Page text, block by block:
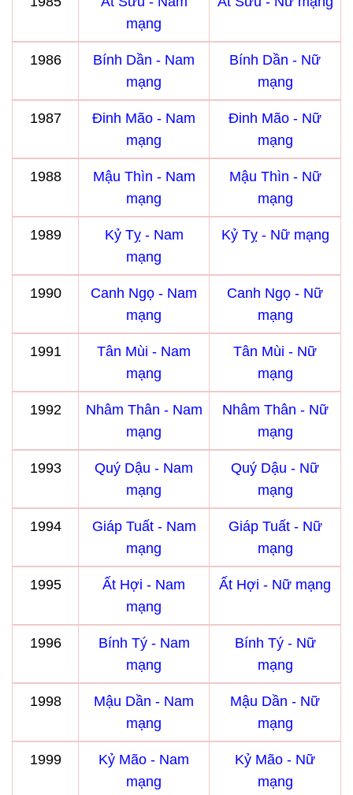
mạng
1986
Bính Dần - Nam
mạng
Bính Dần - Nữ
mạng
1987
Đinh Mão - Nam
mạng
Đinh Mão - Nữ
mạng
1988
Mậu Thìn - Nam
mạng
Mậu Thìn - Nữ
mạng
1989
Kỷ Tỵ - Nam
mạng
Kỷ Tỵ - Nữ mạng
1990
Canh Ngọ - Nam
mạng
Canh Ngọ - Nữ
mạng
1991
Tân Mùi - Nam
mạng
Tân Mùi - Nữ
mạng
1992
Nhâm Thân - Nam
mạng
Nhâm Thân - Nữ
mạng
1993
Quý Dậu - Nam
mạng
Quý Dậu - Nữ
mạng
1994
Giáp Tuất - Nam
mạng
Giáp Tuất - Nữ
mạng
1995
Ất Hợi - Nam
mạng
Ất Hợi - Nữ mạng
1996
Bính Tý - Nam
mạng
Bính Tý - Nữ
mạng
1998
Mậu Dần - Nam
mạng
Mậu Dần - Nữ
mạng
1999
Kỷ Mão - Nam
mạng
Kỷ Mão - Nữ
mạng